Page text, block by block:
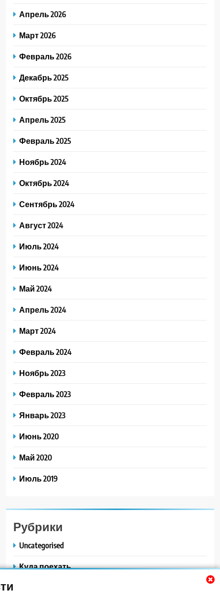
Апрель 2026
Март 2026
Февраль 2026
Декабрь 2025
Октябрь 2025
Апрель 2025
Февраль 2025
Ноябрь 2024
Октябрь 2024
Сентябрь 2024
Август 2024
Июль 2024
Июнь 2024
Май 2024
Апрель 2024
Март 2024
Февраль 2024
Ноябрь 2023
Февраль 2023
Январь 2023
Июнь 2020
Май 2020
Июль 2019
Рубрики
Uncategorised
Куда поехать